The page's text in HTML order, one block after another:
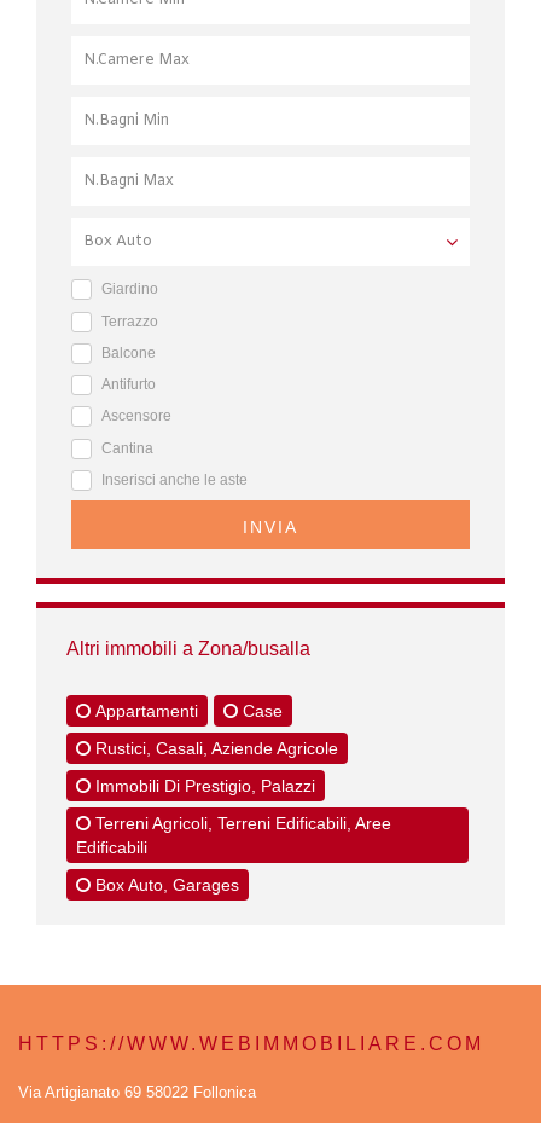
Giardino
Terrazzo
Balcone
Antifurto
Ascensore
Cantina
Inserisci anche le aste
INVIA
Altri immobili a Zona/busalla
Appartamenti
Case
Rustici, Casali, Aziende Agricole
Immobili Di Prestigio, Palazzi
Terreni Agricoli, Terreni Edificabili, Aree
Edificabili
Box Auto, Garages
HTTPS://WWW.WEBIMMOBILIARE.COM
Via Artigianato 69 58022 Follonica